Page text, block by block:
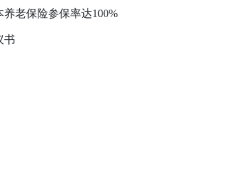
老保险参保率达100%
书